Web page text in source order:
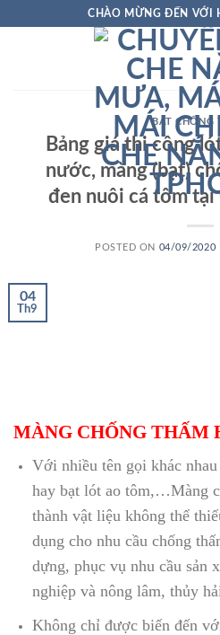
CHÀO MỪNG ĐẾN VỚI
BẠT CHỐNG
Bảng giá thi công
nước, màng (bạt)
đen nuôi cá tôm tại
POSTED ON 04/09/2020
04
Th9
MÀNG CHỐNG THẤM
Với nhiều tên gọi khác
hay bạt lót ao tôm,…Màng
thành vật liệu không thể
dụng cho nhu cầu chống
dựng, phục vụ nhu cầu sản
nghiệp và nông lâm, thủy
Không chỉ được biến đến